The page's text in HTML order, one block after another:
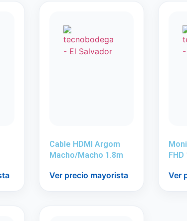
Cable HDMI Argom
Macho/Macho 1.8m
Ver precio mayorista
FHD
Ver